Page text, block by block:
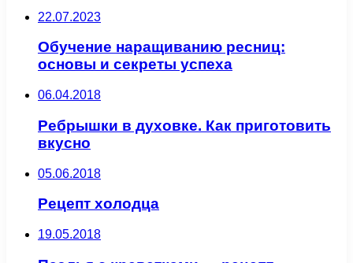
22.07.2023
Обучение наращиванию ресниц:
основы и секреты успеха
06.04.2018
Ребрышки в духовке. Как приготовить
вкусно
05.06.2018
Рецепт холодца
19.05.2018